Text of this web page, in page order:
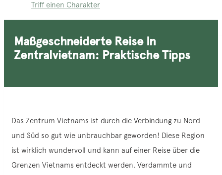
Triff einen Charakter
Maßgeschneiderte Reise In
Zentralvietnam: Praktische Tipps
Das Zentrum Vietnams ist durch die Verbindung zu Nord
und Süd so gut wie unbrauchbar geworden! Diese Region
ist wirklich wundervoll und kann auf einer Reise über die
Grenzen Vietnams entdeckt werden. Verdammte und